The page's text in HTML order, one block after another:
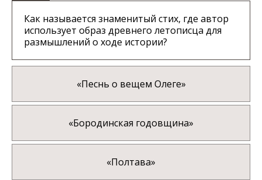
Как называется знаменитый стих, где автор
использует образ древнего летописца для
размышлений о ходе истории?
«Песнь о вещем Олеге»
«Бородинская годовщина»
«Полтава»